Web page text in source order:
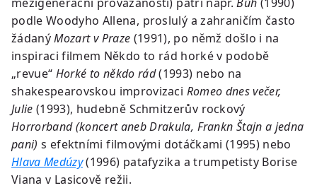
podle Woodyho Allena, proslulý a zahraničím často
žádanýMozart v Praze (1991), po němž došlo i na
inspiraci filmem Někdo to rád horké v podobě
„revue“ Horké to někdo rád(1993) nebo na
shakespearovskou improvizaci Romeo dnes večer,
Julie (1993), hudebně Schmitzerův rockový
Horrorband (koncert aneb Drakula, Frankn Štajn a jedna
pani) s efektními filmovými dotáčkami (1995) nebo
Hlava Medúzy(1996) patafyzika a trumpetisty Borise
Viana v Lasicově režii.